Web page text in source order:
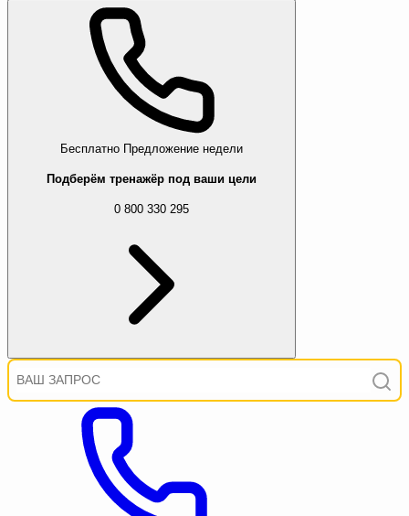
Бесплатно Предложение недели
Подберём тренажёр под ваши цели
0 800 330 295